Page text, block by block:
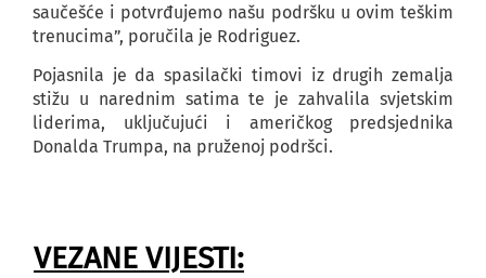
saučešće i potvrđujemo našu podršku u ovim teškim
trenucima”, poručila je Rodriguez.
Pojasnila je da spasilački timovi iz drugih zemalja
stižu u narednim satima te je zahvalila svjetskim
liderima, uključujući i američkog predsjednika
Donalda Trumpa, na pruženoj podršci.
VEZANE VIJESTI: